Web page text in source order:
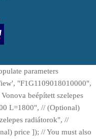
parameters
"F1G1109018010000",
beépített szelepes
L=1800", // (Optional)
radiátorok", //
price ]); // You must also